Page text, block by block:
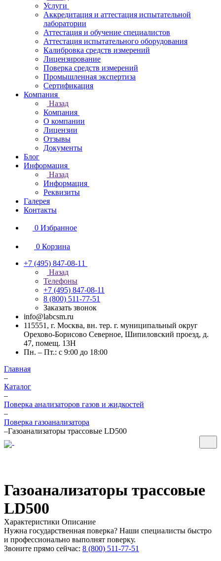
Услуги
Аккредитация и аттестация испытательной
лаборатории
Аттестация и обучение специалистов
Аттестация испытательного оборудования
Калибровка средств измерений
Лицензирование
Поверка средств измерений
Промышленная экспертиза
Сертификация
Компания
Назад
Компания
О компании
Лицензии
Отзывы
Документы
Блог
Информация
Назад
Информация
Реквизиты
Галерея
Контакты
0 Избранное
0 Корзина
+7 (495) 847-08-11
Назад
Телефоны
+7 (495) 847-08-11
8 (800) 511-77-51
Заказать звонок
info@labcsm.ru
115551, г. Москва, вн. тер. г. муниципальный округ
Орехово-Борисово Северное, Шипиловский проезд, д.
47, помещ. 13Н
Пн. – Пт.: с 9:00 до 18:00
Главная
–
Каталог
–
Поверка анализаторов газов и жидкостей
–
Поверка газоанализатора
–Газоанализаторы трассовые LD500
Газоанализаторы трассовые
LD500
Характеристики Описание
Нужна государственная поверка? Наши специалисты быстро
и профессионально выполнят поверку.
Звоните прямо сейчас: 8 (800) 511-77-51